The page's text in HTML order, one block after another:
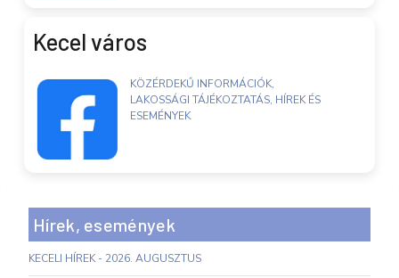
Kecel város
KÖZÉRDEKŰ INFORMÁCIÓK,
LAKOSSÁGI TÁJÉKOZTATÁS, HÍREK ÉS
ESEMÉNYEK
Hírek, események
KECELI HÍREK - 2026. AUGUSZTUS